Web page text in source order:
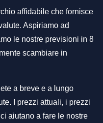
affidabile che fornisce
Aspiriamo ad
le nostre previsioni in 8
scambiare in
a breve e a lungo
I prezzi attuali, i prezzi
aiutano a fare le nostre